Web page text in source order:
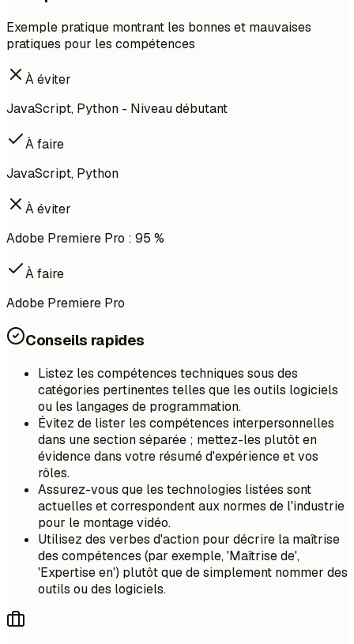
Exemple pratique montrant les bonnes et mauvaises
pratiques pour les compétences
À éviter
JavaScript, Python - Niveau débutant
À faire
JavaScript, Python
À éviter
Adobe Premiere Pro : 95 %
À faire
Adobe Premiere Pro
Conseils rapides
Listez les compétences techniques sous des
catégories pertinentes telles que les outils logiciels
ou les langages de programmation.
Évitez de lister les compétences interpersonnelles
dans une section séparée ; mettez-les plutôt en
évidence dans votre résumé d'expérience et vos
rôles.
Assurez-vous que les technologies listées sont
actuelles et correspondent aux normes de l'industrie
pour le montage vidéo.
Utilisez des verbes d'action pour décrire la maîtrise
des compétences (par exemple, 'Maîtrise de',
'Expertise en') plutôt que de simplement nommer des
outils ou des logiciels.